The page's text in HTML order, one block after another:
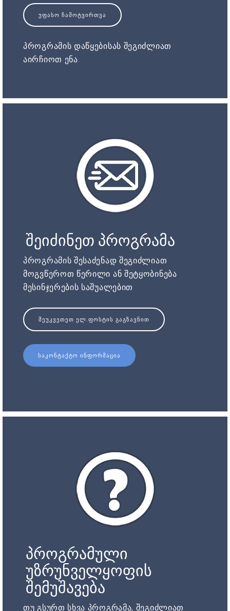
ᲣᲤᲐᲡᲝ ᲩᲐᲛᲝᲢᲕᲘᲠᲗᲕᲐ
პროგრამის დაწყებისას შეგიძლიათ
აირჩიოთ ენა.
შეიძინეთ პროგრამა
პროგრამის შესაძენად შეგიძლიათ
მოგვწეროთ წერილი ან შეტყობინება
მესინჯერების საშუალებით
ᲨᲔᲣᲙᲕᲔᲗᲔᲗ ᲔᲚ.ᲤᲝᲡᲢᲘᲡ ᲒᲐᲒᲖᲐᲕᲜᲘᲗ
ᲡᲐᲙᲝᲜᲢᲐᲥᲢᲝ ᲘᲜᲤᲝᲠᲛᲐᲪᲘᲐ
პროგრამული
უზრუნველყოფის
შემუშავება
თუ გსურთ სხვა პროგრამა, შეგიძლიათ